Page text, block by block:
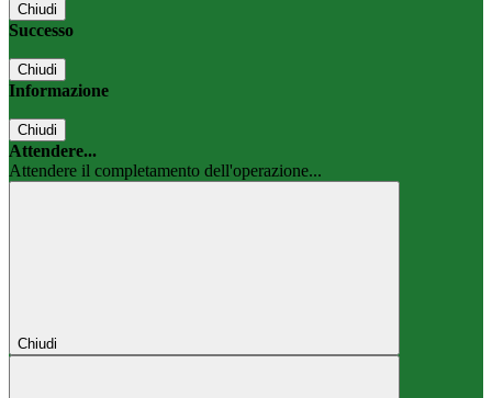
Chiudi
Successo
Chiudi
Informazione
Chiudi
Attendere...
Attendere il completamento dell'operazione...
Chiudi